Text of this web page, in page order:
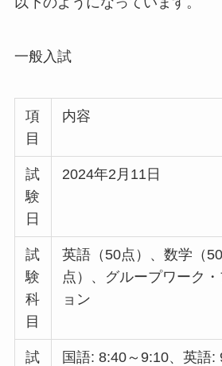
一般入試
項
目
内容
試
験
日
2024年2月11日
試
験
科
目
英語（50点）、数学（
点）、グループワーク
ョン
試
国語: 8:40～9:10、英語: